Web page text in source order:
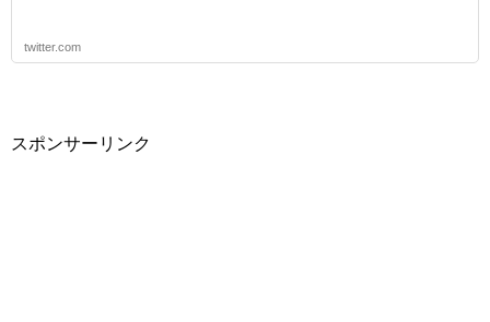
twitter.com
スポンサーリンク